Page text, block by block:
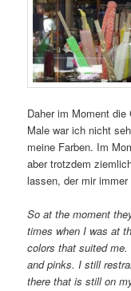
Daher im Moment
Male war ich nicht
meine Farben. Im
aber trotzdem
lassen, der mir
So at the moment
times when I was at
colors that suited
and pinks. I still
there that is still on